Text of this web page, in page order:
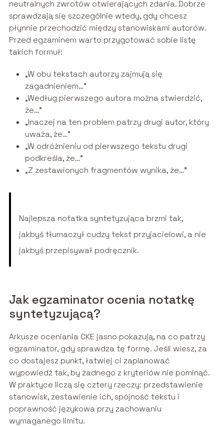
neutralnych zwrotów otwierających zdania. Dobrze
sprawdzają się szczególnie wtedy, gdy chcesz
płynnie przechodzić między stanowiskami autorów.
Przed egzaminem warto przygotować sobie listę
takich formuł:
„W obu tekstach autorzy zajmują się
zagadnieniem…”
„Według pierwszego autora można stwierdzić,
że…”
„Inaczej na ten problem patrzy drugi autor, który
uważa, że…”
„W odróżnieniu od pierwszego tekstu drugi
podkreśla, że…”
„Z zestawionych fragmentów wynika, że…”
Najlepsza notatka syntetyzująca brzmi tak,
jakbyś tłumaczył cudzy tekst przyjacielowi, a nie
jakbyś przepisywał podręcznik.
Jak egzaminator ocenia notatkę
syntetyzującą?
Arkusze oceniania CKE jasno pokazują, na co patrzy
egzaminator, gdy sprawdza tę formę. Jeśli wiesz, za
co dostajesz punkt, łatwiej ci zaplanować
wypowiedź tak, by żadnego z kryteriów nie pominąć.
W praktyce liczą się cztery rzeczy: przedstawienie
stanowisk, zestawienie ich, spójność tekstu i
poprawność językowa przy zachowaniu
wymaganego limitu.